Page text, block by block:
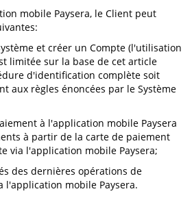
mobile Paysera, le Client peut
et créer un Compte (l'utilisation
limitée sur la base de cet article
d'identification complète soit
aux règles énoncées par le Système
à l'application mobile Paysera
à partir de la carte de paiement
via l'application mobile Paysera;
des dernières opérations de
l'application mobile Paysera.